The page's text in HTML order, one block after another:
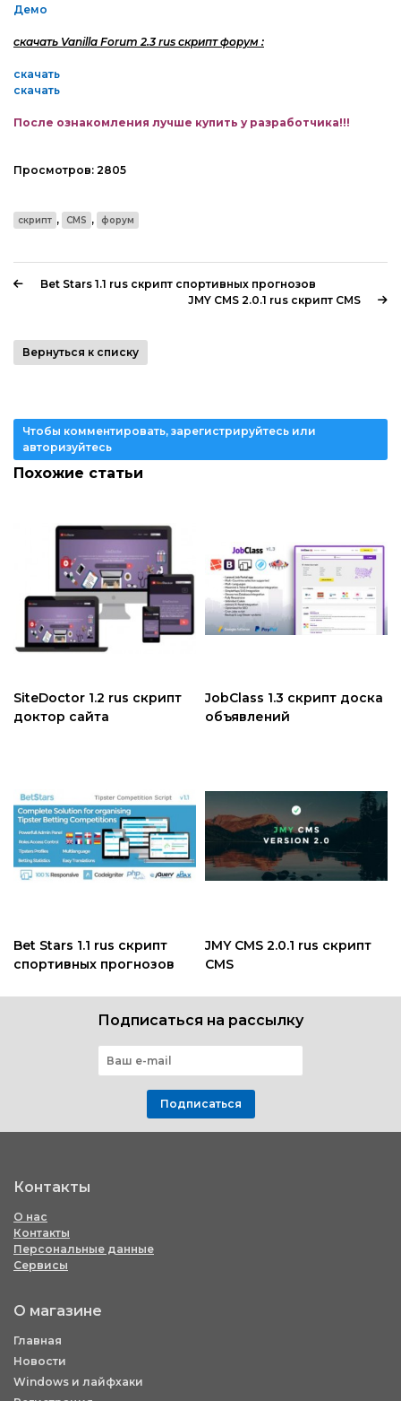
Демо
скачать Vanilla Forum 2.3 rus скрипт форум :
скачать
скачать
После ознакомления лучше купить у разработчика!!!
Просмотров: 2805
скрипт , CMS , форум
Bet Stars 1.1 rus скрипт спортивных прогнозов
JMY CMS 2.0.1 rus скрипт CMS
Вернуться к списку
Чтобы комментировать, зарегистрируйтесь или
авторизуйтесь
Похожие статьи
SiteDoctor 1.2 rus скрипт
доктор сайта
JobClass 1.3 скрипт доска
объявлений
Bet Stars 1.1 rus скрипт
спортивных прогнозов
JMY CMS 2.0.1 rus скрипт
CMS
Подписаться на рассылку
Подписаться
Контакты
О нас
Контакты
Персональные данные
Сервисы
О магазине
Главная
Новости
Windows и лайфхаки